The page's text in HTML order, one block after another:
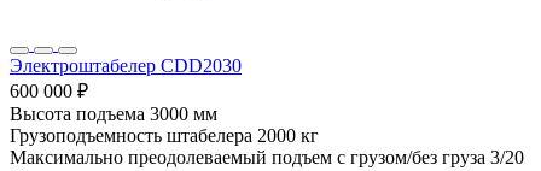
Электроштабелер CDD2030
600 000 ₽
Высота подъема 3000 мм
Грузоподъемность штабелера 2000 кг
Максимально преодолеваемый подъем с грузом/без груза 3/20